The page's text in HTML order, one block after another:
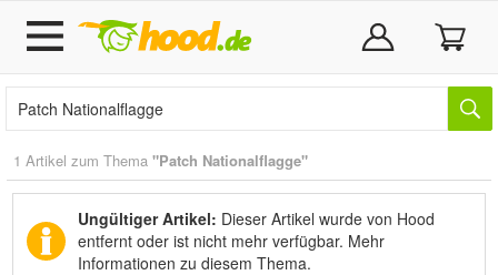
1 Artikel zum Thema "Patch Nationalflagge"
Ungültiger Artikel: Dieser Artikel wurde von Hood
entfernt oder ist nicht mehr verfügbar. Mehr
Informationen zu diesem Thema.